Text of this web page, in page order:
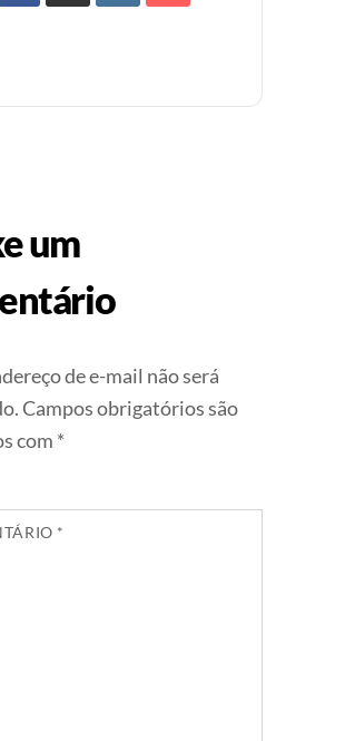
um
de e-mail não será
Campos obrigatórios são
com *
*